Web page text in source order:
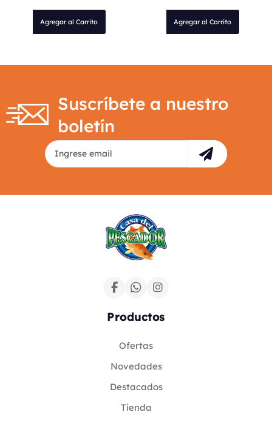
Agregar al Carrito Agregar al Carrito
Suscríbete a nuestro
boletín
Productos
Ofertas
Novedades
Destacados
Tienda